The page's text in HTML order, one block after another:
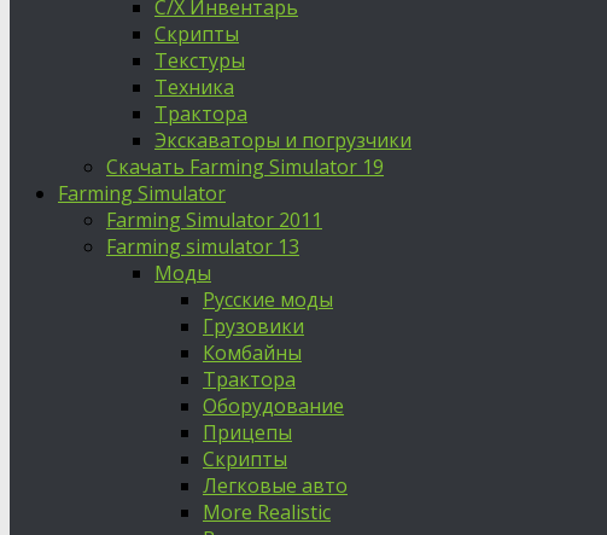
С/Х Инвентарь
Скрипты
Текстуры
Техника
Трактора
Экскаваторы и погрузчики
Скачать Farming Simulator 19
Farming Simulator
Farming Simulator 2011
Farming simulator 13
Моды
Русские моды
Грузовики
Комбайны
Трактора
Оборудование
Прицепы
Скрипты
Легковые авто
More Realistic